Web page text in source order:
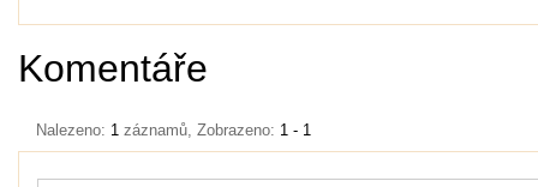
Komentáře
Nalezeno: 1 záznamů, Zobrazeno: 1 - 1